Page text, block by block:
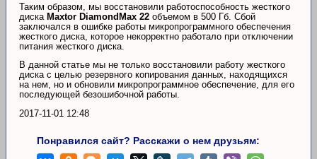
Таким образом, мы восстановили работоспособность жесткого
диска Maxtor DiamondMax 22 объемом в 500 Гб. Сбой
заключался в ошибке работы микропрограммного обеспечения
жесткого диска, которое некорректно работало при отключении
питания жесткого диска.
В данной статье мы не только восстановили работу жесткого
диска с целью резервного копирования данных, находящихся
на нем, но и обновили микропрограммное обеспечение, для его
последующей безошибочной работы.
2017-11-01 12:48
Понравился сайт? Расскажи о нем друзьям: